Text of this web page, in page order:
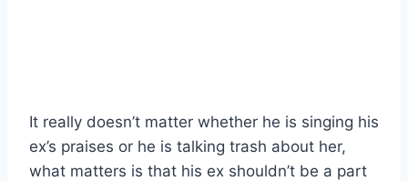
It really doesn’t matter whether he is singing his
ex’s praises or he is talking trash about her,
what matters is that his ex shouldn’t be a part